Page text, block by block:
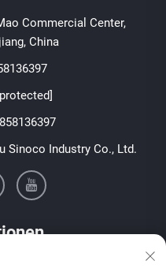
Commercial Center,
China
Sinoco Industry Co., Ltd.
Newsletter an